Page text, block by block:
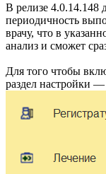
В релизе 4.0.14.148
периодичность
врачу, что в
анализ и сможет
Для того чтобы
раздел настройки